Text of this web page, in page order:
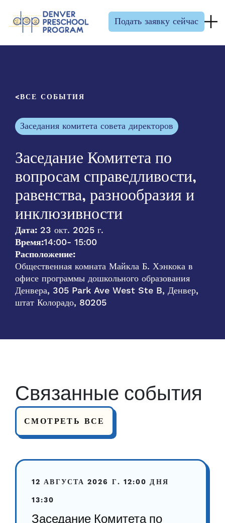
Подать заявку сейчас
ВСЕ СОБЫТИЯ
Заседания комитета совета директоров
Заседание Комитета по
вопросам справедливости,
равенства, разнообразия и
инклюзивности
Дата: 23 окт. 2025 г.
Время:14:00- 15:00
Расположение:
Общественная комната Майкла Б. Хэнкока в
офисе программы дошкольного образования
Денвера, 305 Park Ave West Ste B, Денвер,
штат Колорадо, 80205
Связанные события
СМОТРЕТЬ ВСЕ
12 АВГУСТА 2026 Г. 12:00 ДНЯ
13:30
Заседание Комитета по